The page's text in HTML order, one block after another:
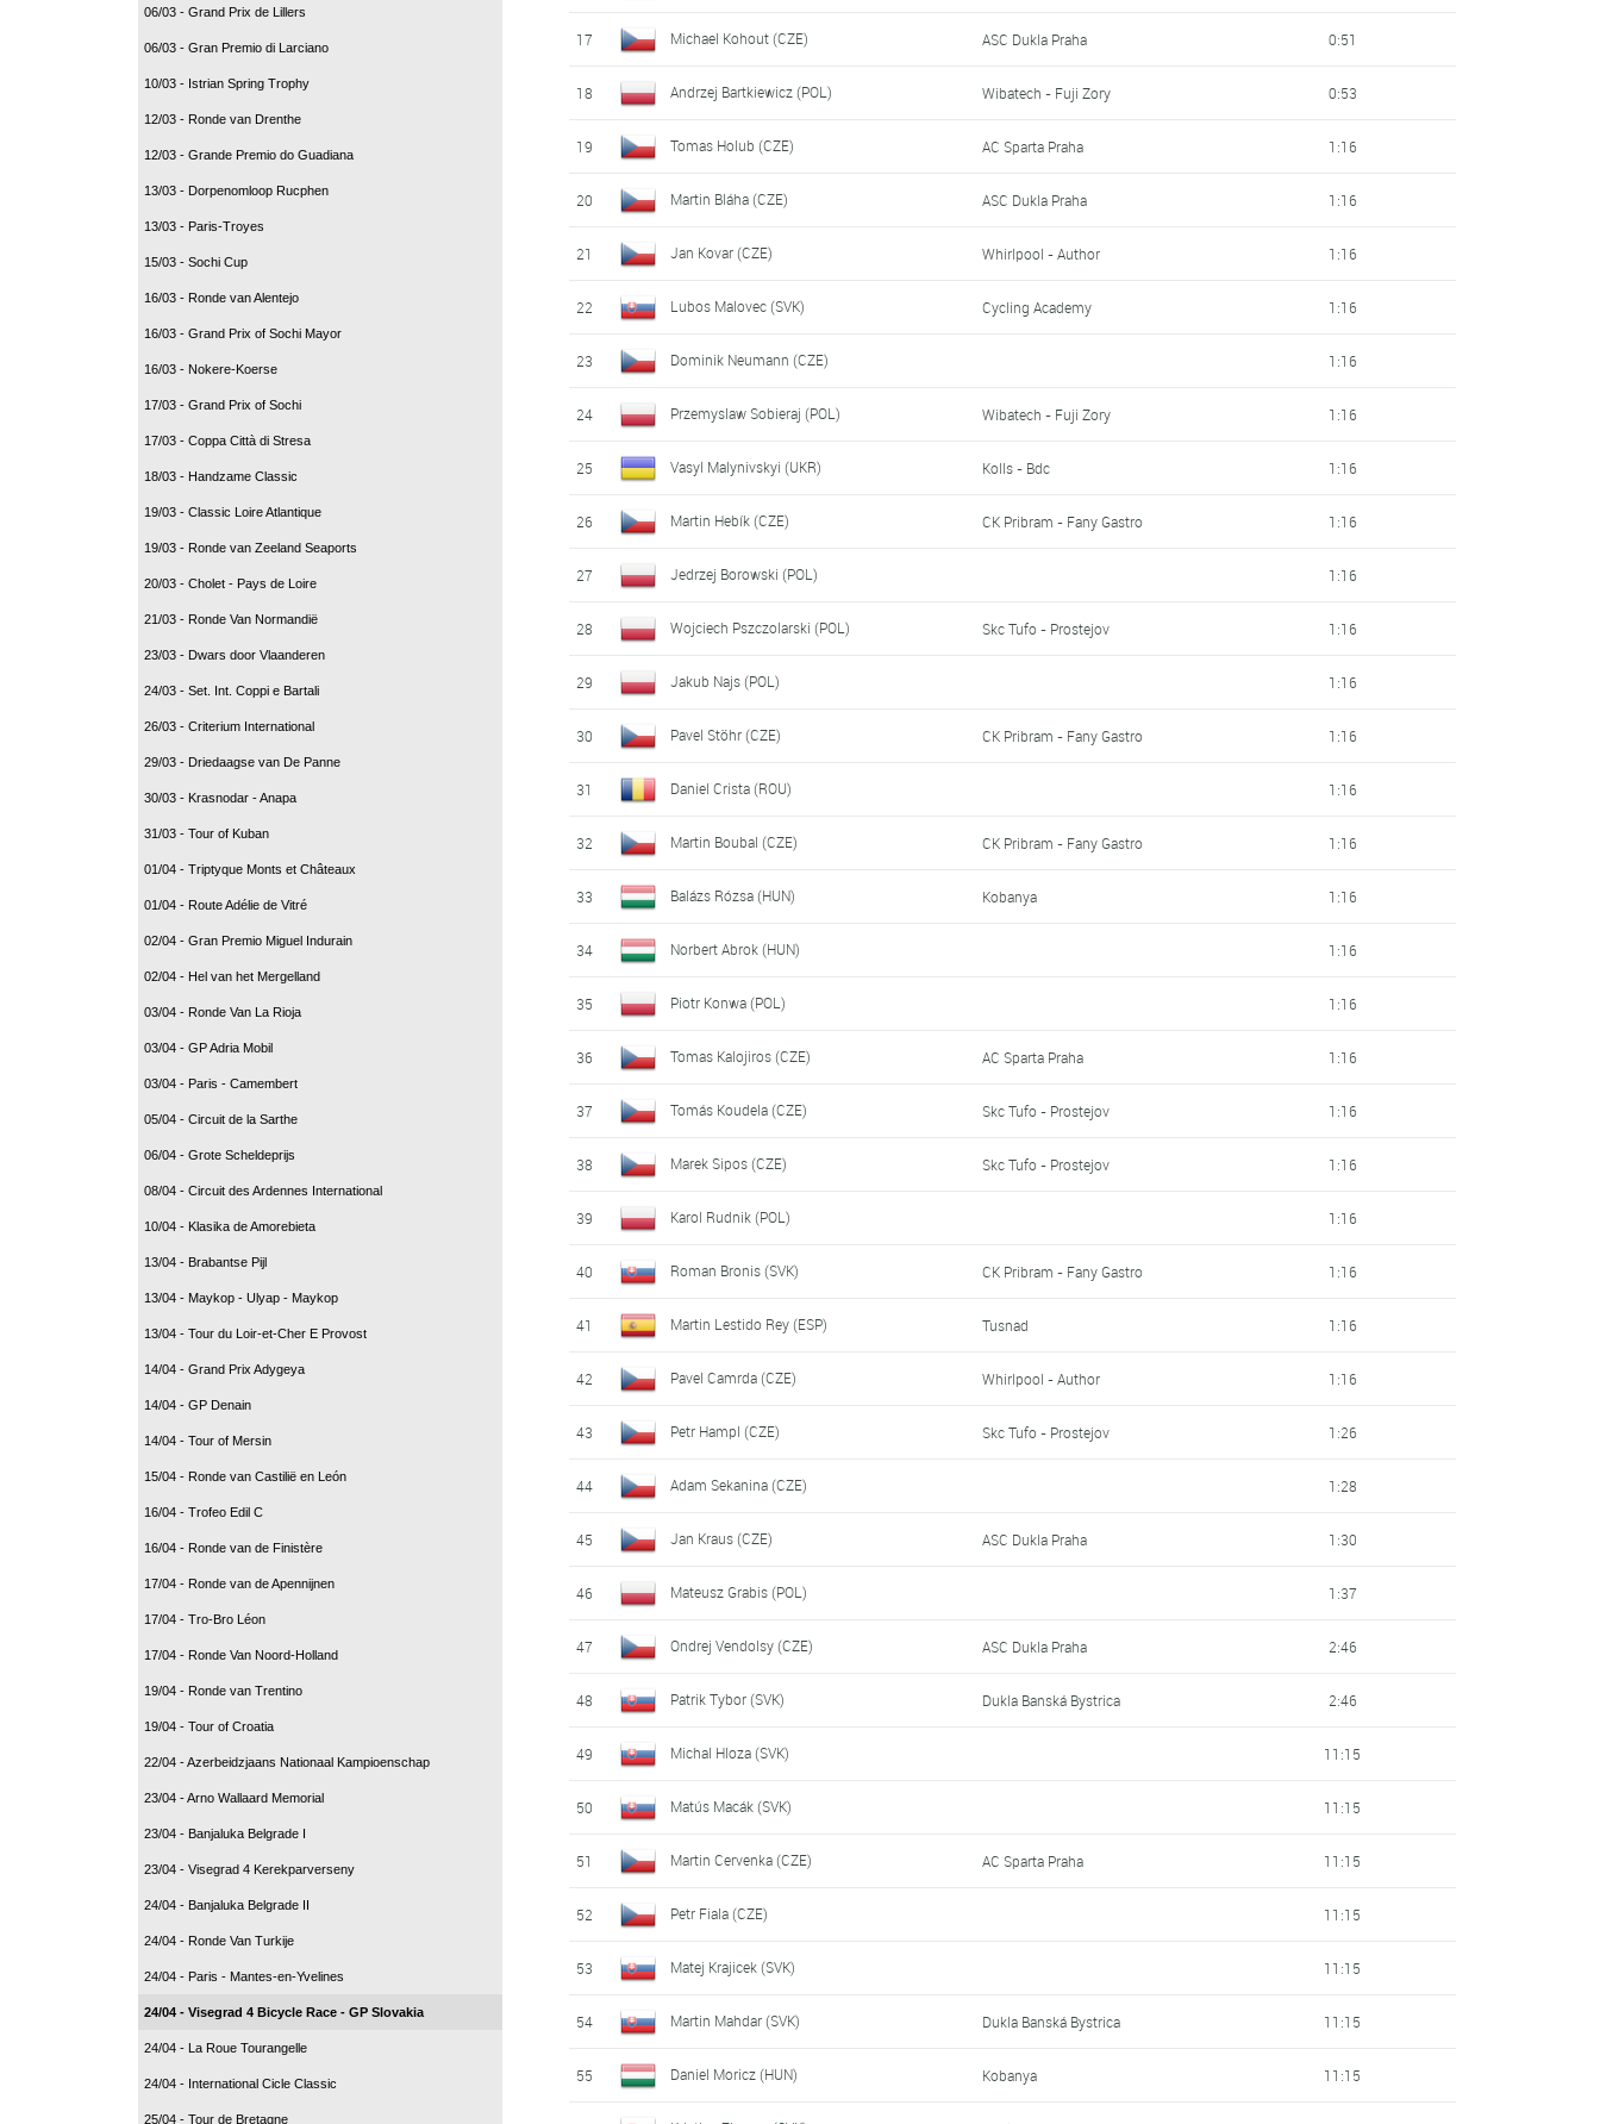
06/03 - Grand Prix de Lillers
06/03 - Gran Premio di Larciano
10/03 - Istrian Spring Trophy
12/03 - Ronde van Drenthe
12/03 - Grande Premio do Guadiana
13/03 - Dorpenomloop Rucphen
13/03 - Paris-Troyes
15/03 - Sochi Cup
16/03 - Ronde van Alentejo
16/03 - Grand Prix of Sochi Mayor
16/03 - Nokere-Koerse
17/03 - Grand Prix of Sochi
17/03 - Coppa Città di Stresa
18/03 - Handzame Classic
19/03 - Classic Loire Atlantique
19/03 - Ronde van Zeeland Seaports
20/03 - Cholet - Pays de Loire
21/03 - Ronde Van Normandië
23/03 - Dwars door Vlaanderen
24/03 - Set. Int. Coppi e Bartali
26/03 - Criterium International
29/03 - Driedaagse van De Panne
30/03 - Krasnodar - Anapa
31/03 - Tour of Kuban
01/04 - Triptyque Monts et Châteaux
01/04 - Route Adélie de Vitré
02/04 - Gran Premio Miguel Indurain
02/04 - Hel van het Mergelland
03/04 - Ronde Van La Rioja
03/04 - GP Adria Mobil
03/04 - Paris - Camembert
05/04 - Circuit de la Sarthe
06/04 - Grote Scheldeprijs
08/04 - Circuit des Ardennes International
10/04 - Klasika de Amorebieta
13/04 - Brabantse Pijl
13/04 - Maykop - Ulyap - Maykop
13/04 - Tour du Loir-et-Cher E Provost
14/04 - Grand Prix Adygeya
14/04 - GP Denain
14/04 - Tour of Mersin
15/04 - Ronde van Castilië en León
16/04 - Trofeo Edil C
16/04 - Ronde van de Finistère
17/04 - Ronde van de Apennijnen
17/04 - Tro-Bro Léon
17/04 - Ronde Van Noord-Holland
19/04 - Ronde van Trentino
19/04 - Tour of Croatia
22/04 - Azerbeidzjaans Nationaal Kampioenschap
23/04 - Arno Wallaard Memorial
23/04 - Banjaluka Belgrade I
23/04 - Visegrad 4 Kerekparverseny
24/04 - Banjaluka Belgrade II
24/04 - Ronde Van Turkije
24/04 - Paris - Mantes-en-Yvelines
24/04 - Visegrad 4 Bicycle Race - GP Slovakia
24/04 - La Roue Tourangelle
24/04 - International Cicle Classic
25/04 - Tour de Bretagne
17 Michael Kohout (CZE) ASC Dukla Praha 0:51
18 Andrzej Bartkiewicz (POL) Wibatech - Fuji Zory 0:53
19 Tomas Holub (CZE) AC Sparta Praha 1:16
20 Martin Bláha (CZE) ASC Dukla Praha 1:16
21 Jan Kovar (CZE) Whirlpool - Author 1:16
22 Lubos Malovec (SVK) Cycling Academy 1:16
23 Dominik Neumann (CZE) 1:16
24 Przemyslaw Sobieraj (POL) Wibatech - Fuji Zory 1:16
25 Vasyl Malynivskyi (UKR) Kolls - Bdc 1:16
26 Martin Hebík (CZE) CK Pribram - Fany Gastro 1:16
27 Jedrzej Borowski (POL) 1:16
28 Wojciech Pszczolarski (POL) Skc Tufo - Prostejov 1:16
29 Jakub Najs (POL) 1:16
30 Pavel Stöhr (CZE) CK Pribram - Fany Gastro 1:16
31 Daniel Crista (ROU) 1:16
32 Martin Boubal (CZE) CK Pribram - Fany Gastro 1:16
33 Balázs Rózsa (HUN) Kobanya 1:16
34 Norbert Abrok (HUN) 1:16
35 Piotr Konwa (POL) 1:16
36 Tomas Kalojiros (CZE) AC Sparta Praha 1:16
37 Tomás Koudela (CZE) Skc Tufo - Prostejov 1:16
38 Marek Sipos (CZE) Skc Tufo - Prostejov 1:16
39 Karol Rudnik (POL) 1:16
40 Roman Bronis (SVK) CK Pribram - Fany Gastro 1:16
41 Martin Lestido Rey (ESP) Tusnad 1:16
42 Pavel Camrda (CZE) Whirlpool - Author 1:16
43 Petr Hampl (CZE) Skc Tufo - Prostejov 1:26
44 Adam Sekanina (CZE) 1:28
45 Jan Kraus (CZE) ASC Dukla Praha 1:30
46 Mateusz Grabis (POL) 1:37
47 Ondrej Vendolsy (CZE) ASC Dukla Praha 2:46
48 Patrik Tybor (SVK) Dukla Banská Bystrica 2:46
49 Michal Hloza (SVK) 11:15
50 Matús Macák (SVK) 11:15
51 Martin Cervenka (CZE) AC Sparta Praha 11:15
52 Petr Fiala (CZE) 11:15
53 Matej Krajicek (SVK) 11:15
54 Martin Mahdar (SVK) Dukla Banská Bystrica 11:15
55 Daniel Moricz (HUN) Kobanya 11:15